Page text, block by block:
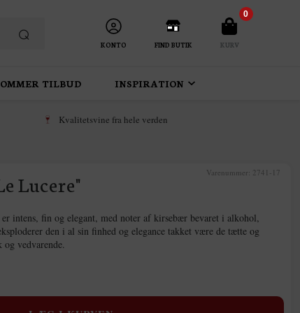
KONTO FIND BUTIK
0
KURV
TILBUD INSPIRATION
Kvalitetsvine fra hele verden
Varenummer: 2741-17
Lucere"
intens, fin og elegant, med noter af kirsebær bevaret i alkohol,
den i al sin finhed og elegance takket være de tætte og
vedvarende.